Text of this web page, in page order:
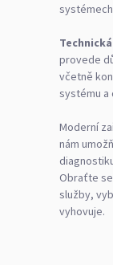
provede
včetně
systému a
Moderní
nám
Obraťte
služby,
vyhovuje.